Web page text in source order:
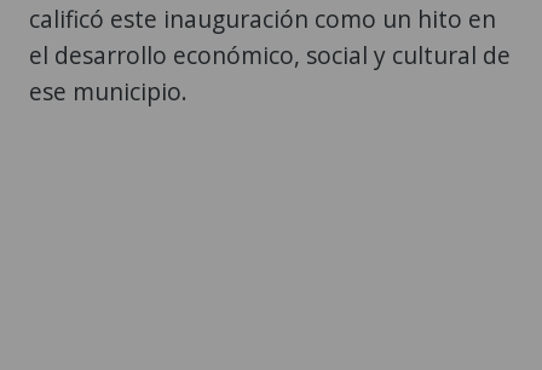
calificó este inauguración como un hito en
el desarrollo económico, social y cultural de
ese municipio.